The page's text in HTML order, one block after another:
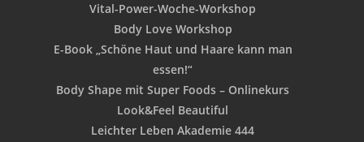
Vital-Power-Woche-Workshop
Body Love Workshop
E-Book „Schöne Haut und Haare kann man
essen!“
Body Shape mit Super Foods – Onlinekurs
Look&Feel Beautiful
Leichter Leben Akademie 444